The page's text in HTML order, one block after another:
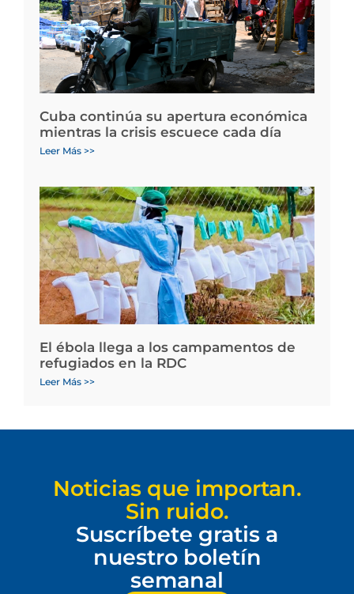
Cuba continúa su apertura económica
mientras la crisis escuece cada día
Leer Más >>
El ébola llega a los campamentos de
refugiados en la RDC
Leer Más >>
Noticias que importan.
Sin ruido.
Suscríbete gratis a
nuestro boletín
semanal